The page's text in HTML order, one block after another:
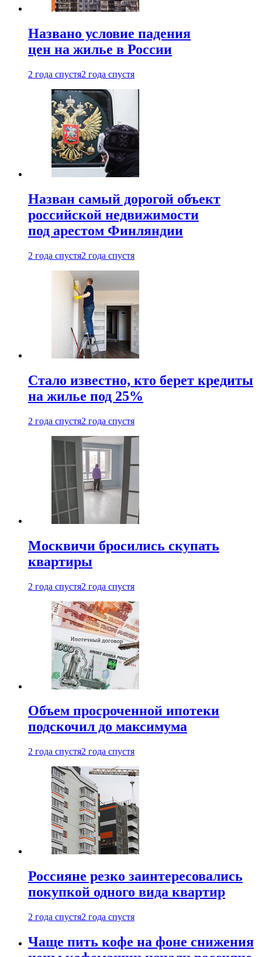
Названо условие падения
цен на жилье в России
2 года спустя2 года спустя
Назван самый дорогой объект
российской недвижимости
под арестом Финляндии
2 года спустя2 года спустя
Стало известно, кто берет кредиты
на жилье под 25%
2 года спустя2 года спустя
Москвичи бросились скупать
квартиры
2 года спустя2 года спустя
Объем просроченной ипотеки
подскочил до максимума
2 года спустя2 года спустя
Россияне резко заинтересовались
покупкой одного вида квартир
2 года спустя2 года спустя
Чаще пить кофе на фоне снижения